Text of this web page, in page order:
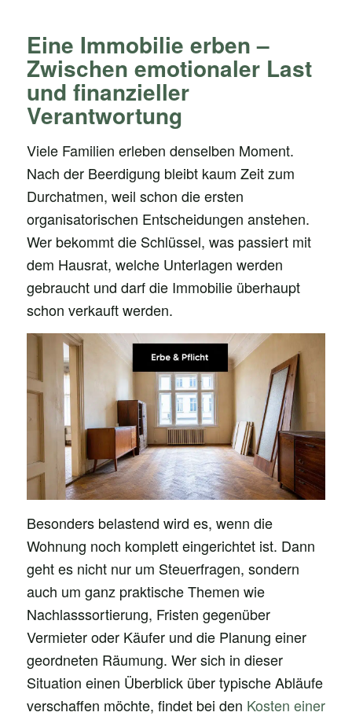
Eine Immobilie erben –
Zwischen emotionaler Last
und finanzieller
Verantwortung
Viele Familien erleben denselben Moment.
Nach der Beerdigung bleibt kaum Zeit zum
Durchatmen, weil schon die ersten
organisatorischen Entscheidungen anstehen.
Wer bekommt die Schlüssel, was passiert mit
dem Hausrat, welche Unterlagen werden
gebraucht und darf die Immobilie überhaupt
schon verkauft werden.
Besonders belastend wird es, wenn die
Wohnung noch komplett eingerichtet ist. Dann
geht es nicht nur um Steuerfragen, sondern
auch um ganz praktische Themen wie
Nachlasssortierung, Fristen gegenüber
Vermieter oder Käufer und die Planung einer
geordneten Räumung. Wer sich in dieser
Situation einen Überblick über typische Abläufe
verschaffen möchte, findet bei den Kosten einer